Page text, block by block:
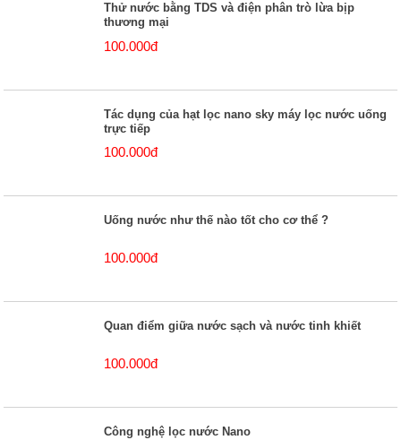
Thử nước bằng TDS và điện phân trò lừa bịp
thương mại
100.000đ
Tác dụng của hạt lọc nano sky máy lọc nước uống
trực tiếp
100.000đ
Uống nước như thế nào tốt cho cơ thể ?
100.000đ
Quan điểm giữa nước sạch và nước tinh khiết
100.000đ
Công nghệ lọc nước Nano